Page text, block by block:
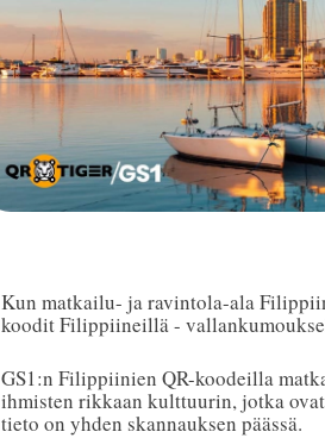
Kun matkailu- ja ravintola-ala
koodit Filippiineillä -
GS1:n Filippiinien QR-koodeilla
ihmisten rikkaan kulttuurin, jotka
tieto on yhden skannauksen päässä.